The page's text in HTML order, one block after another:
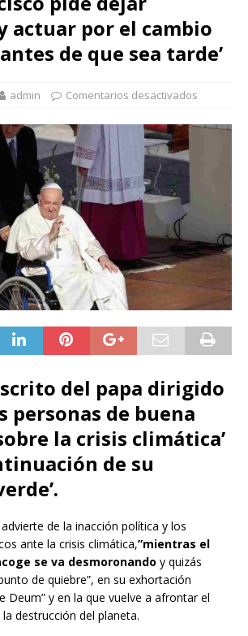
actuar por el cambio
de que sea tarde’
admin Comentarios desactivados
del papa dirigido
personas de buena
la crisis climática’
de su
advierte de la inacción política y los
ante la crisis climática,”mientras el
se va desmoronando y quizás
de quiebre”, en su exhortación
Deum” y en la que vuelve a afrontar el
destrucción del planeta.